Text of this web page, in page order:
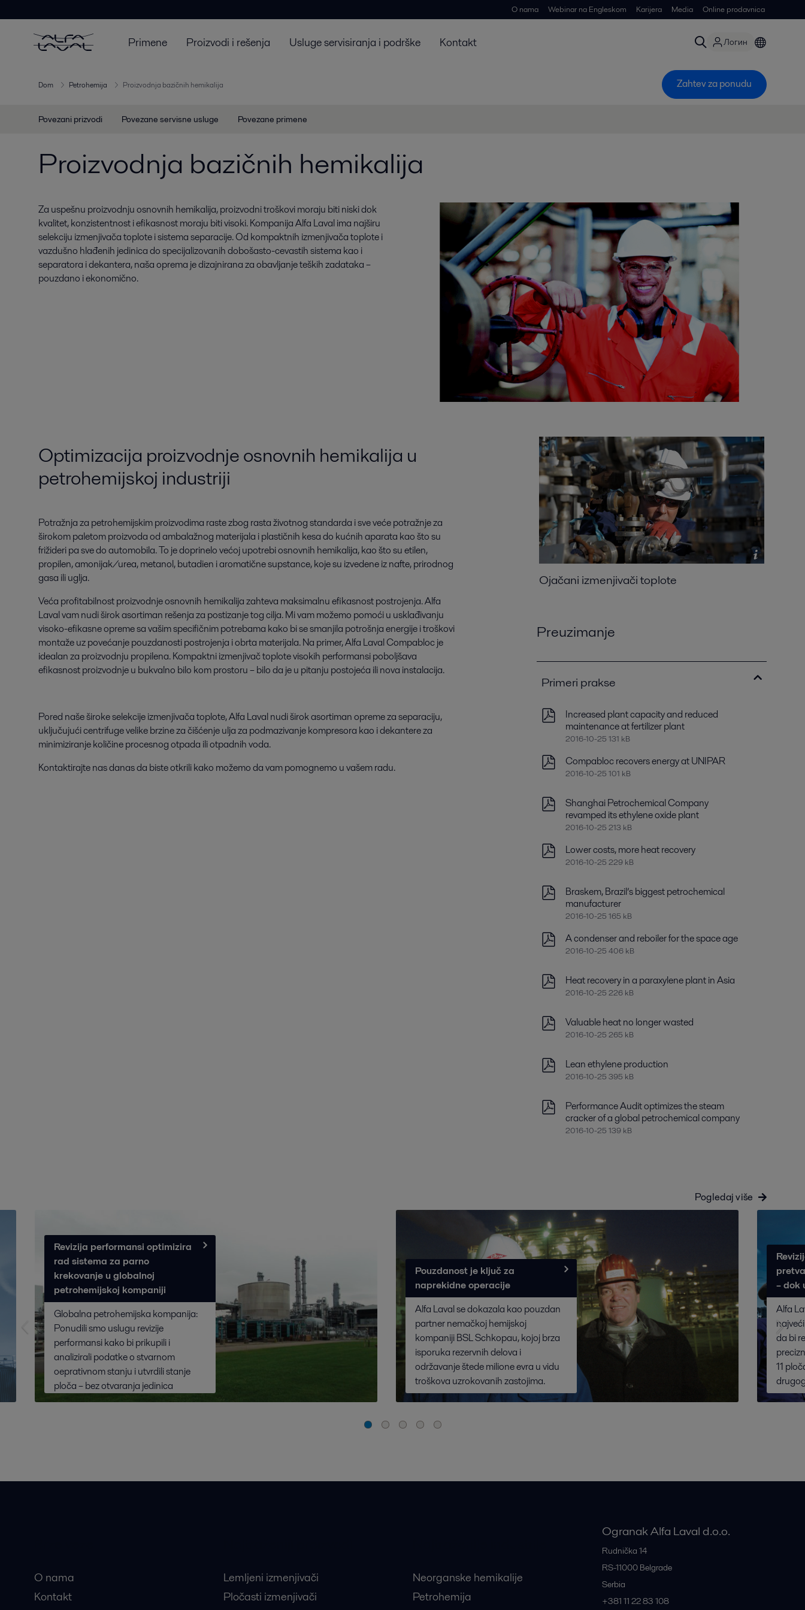
O nama Webinar na Engleskom Karijera Media Online prodavnica
Primene Proizvodi i rešenja Usluge servisiranja i podrške Kontakt Логин
Dom Petrohemija Proizvodnja bazičnih hemikalija Zahtev za ponudu
Povezani prizvodi Povezane servisne usluge Povezane primene
Proizvodnja bazičnih hemikalija
Za uspešnu proizvodnju osnovnih hemikalija, proizvodni troškovi moraju biti niski dok
kvalitet, konzistentnost i efikasnost moraju biti visoki. Kompanija Alfa Laval ima najširu
selekciju izmenjivača toplote i sistema separacije. Od kompaktnih izmenjivača toplote i
vazdušno hlađenih jedinica do specijalizovanih dobošasto-cevastih sistema kao i
separatora i dekantera, naša oprema je dizajnirana za obavljanje teških zadataka –
pouzdano i ekonomično.
Optimizacija proizvodnje osnovnih hemikalija u
petrohemijskoj industriji
Potražnja za petrohemijskim proizvodima raste zbog rasta životnog standarda i sve veće potražnje za
širokom paletom proizvoda od ambalažnog materijala i plastičnih kesa do kućnih aparata kao što su
frižideri pa sve do automobila. To je doprinelo većoj upotrebi osnovnih hemikalija, kao što su etilen,
propilen, amonijak/urea, metanol, butadien i aromatične supstance, koje su izvedene iz nafte, prirodnog
gasa ili uglja.
Veća profitabilnost proizvodnje osnovnih hemikalija zahteva maksimalnu efikasnost postrojenja. Alfa
Laval vam nudi širok asortiman rešenja za postizanje tog cilja. Mi vam možemo pomoći u usklađivanju
visoko-efikasne opreme sa vašim specifičnim potrebama kako bi se smanjila potrošnja energije i troškovi
montaže uz povećanje pouzdanosti postrojenja i obrta materijala. Na primer, Alfa Laval Compabloc je
idealan za proizvodnju propilena. Kompaktni izmenjivač toplote visokih performansi poboljšava
efikasnost proizvodnje u bukvalno bilo kom prostoru – bilo da je u pitanju postojeća ili nova instalacija.
Pored naše široke selekcije izmenjivača toplote, Alfa Laval nudi širok asortiman opreme za separaciju,
uključujući centrifuge velike brzine za čišćenje ulja za podmazivanje kompresora kao i dekantere za
minimiziranje količine procesnog otpada ili otpadnih voda.
Kontaktirajte nas danas da biste otkrili kako možemo da vam pomognemo u vašem radu.
Ojačani izmenjivači toplote
Preuzimanje
Primeri prakse
Increased plant capacity and reduced
maintenance at fertilizer plant
2016-10-25 131 kB
Compabloc recovers energy at UNIPAR
2016-10-25 101 kB
Shanghai Petrochemical Company
revamped its ethylene oxide plant
2016-10-25 213 kB
Lower costs, more heat recovery
2016-10-25 229 kB
Braskem, Brazil’s biggest petrochemical
manufacturer
2016-10-25 165 kB
A condenser and reboiler for the space age
2016-10-25 406 kB
Heat recovery in a paraxylene plant in Asia
2016-10-25 226 kB
Valuable heat no longer wasted
2016-10-25 265 kB
Lean ethylene production
2016-10-25 395 kB
Performance Audit optimizes the steam
cracker of a global petrochemical company
2016-10-25 139 kB
Pogledaj više
Revizija performansi optimizira
rad sistema za parno
krekovanje u globalnoj
petrohemijskoj kompaniji
Globalna petrohemijska kompanija:
Ponudili smo uslugu revizije
performansi kako bi prikupili i
analizirali podatke o stvarnom
oeprativnom stanju i utvrdili stanje
ploča – bez otvaranja jedinica
Pouzdanost je ključ za
naprekidne operacije
Alfa Laval se dokazala kao pouzdan
partner nemačkoj hemijskoj
kompaniji BSL Schkopau, kojoj brza
isporuka rezervnih delova i
održavanje štede milione evra u vidu
troškova uzrokovanih zastojima.
– dok
Alfa
da bi
11
O nama
Kontakt
Lemljeni izmenjivači
Pločasti izmenjivači
Neorganske hemikalije
Petrohemija
Ogranak Alfa Laval d.o.o.
Rudnička 14
RS-11000 Belgrade
Serbia
+381 11 22 83 108